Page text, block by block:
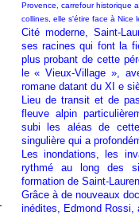
Provence, carrefour historique
collines, elle s'étire face à Nice
Cité moderne, Saint-
ses racines qui font la
plus probant de cette
le « Vieux-Village »,
romane datant du XI e
Lieu de transit et de
fleuve alpin
subi les aléas de
singulière qui a
Les inondations, les
rythmé au long des
formation de Saint-
Grâce à de nouveaux
inédites, Edmond Rossi,